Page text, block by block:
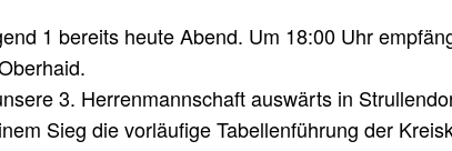
1 bereits heute Abend. Um 18:00 Uhr
3. Herrenmannschaft auswärts in
Sieg die vorläufige Tabellenführung der